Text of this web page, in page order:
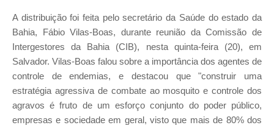
A distribuição foi feita pelo secretário da Saúde do estado da
Bahia, Fábio Vilas-Boas, durante reunião da Comissão de
Intergestores da Bahia (CIB), nesta quinta-feira (20), em
Salvador. Vilas-Boas falou sobre a importância dos agentes de
controle de endemias, e destacou que "construir uma
estratégia agressiva de combate ao mosquito e controle dos
agravos é fruto de um esforço conjunto do poder público,
empresas e sociedade em geral, visto que mais de 80% dos